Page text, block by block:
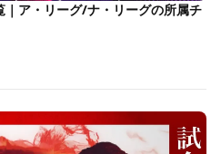
ア・リーグ/ナ・リーグの所属チ